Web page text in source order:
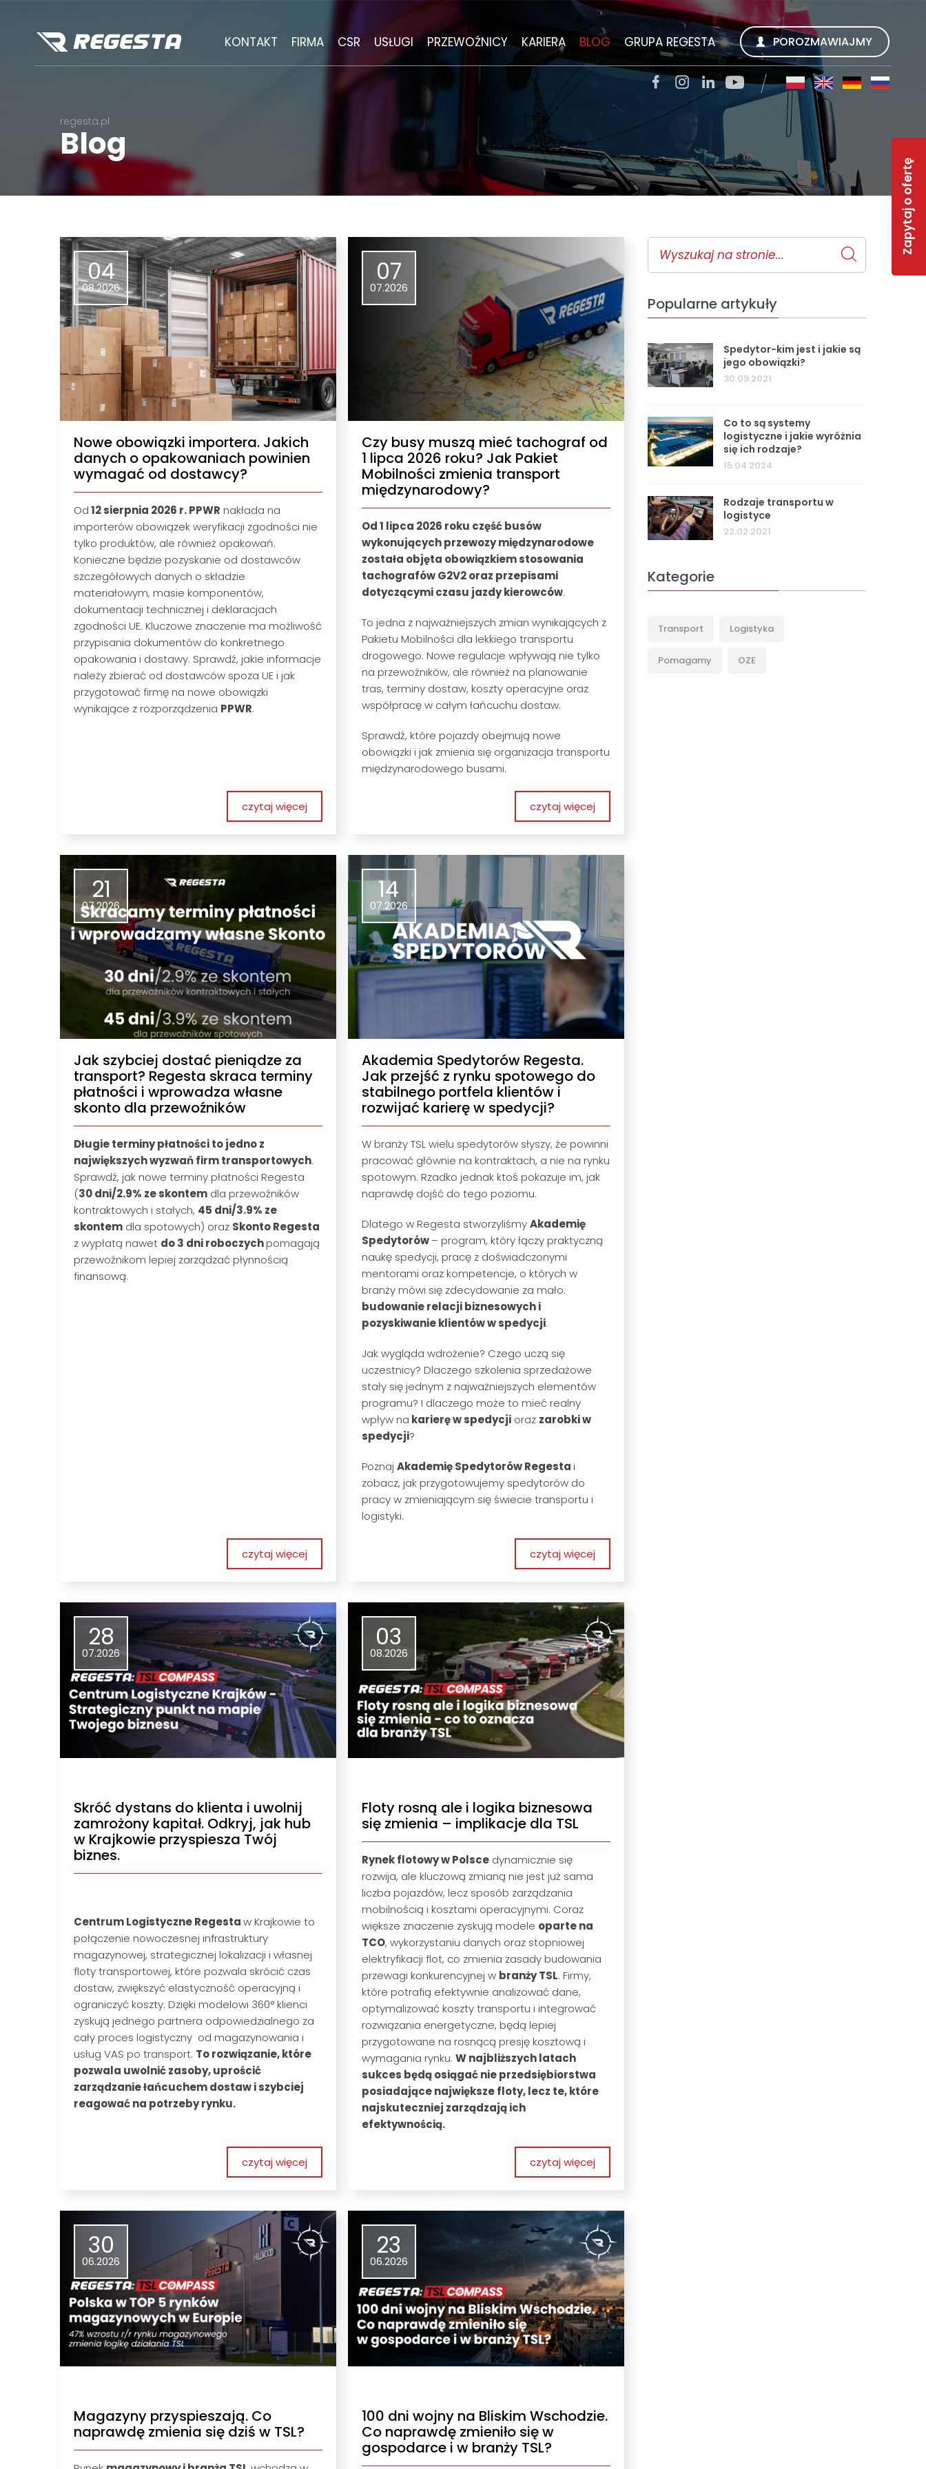
Zapytaj o ofertę
KONTAKT FIRMA
POLITYKA JAKOŚCI
AKTUALNOŚCI
MEDIA O NAS
CSR
ODPOWIEDZIALNY BIZNES
OCHRONA ŚRODOWISKA
WSPIERAMY
USŁUGI
TRANSPORT DROGOWY
TRANSPORT EKSPRESOWY/CONTROL
TOWER
LOGISTYKA MAGAZYNOWA
OBSŁUGA CELNA
SPECJALIZACJE
SPRZEDAŻ PALIW
PRZEWOŹNICY KARIERA
AKTUALNIE POSZUKUJEMY
PROCES REKRUTACJI
PRAKTYKI
KIEROWCY
REKRUTACYJNY FAQ
BLOG GRUPA REGESTA
REGESTA S.A.
QUALITY TRANS KWIECIEŃ SP. Z O.O.
SOLAR-R
RWS REGESTA WORK SERVICE
POROZMAWIAJMY
regesta.pl
Blog
04
08.2026
Nowe obowiązki importera. Jakich
danych o opakowaniach powinien
wymagać od dostawcy?
Od12 sierpnia 2026 r. PPWR nakłada na
importerów obowiązek weryfikacji zgodności nie
tylko produktów, ale również opakowań.
Konieczne będzie pozyskanie od dostawców
szczegółowych danych o składzie
materiałowym, masie komponentów,
dokumentacji technicznej i deklaracjach
zgodności UE. Kluczowe znaczenie ma możliwość
przypisania dokumentów do konkretnego
opakowania i dostawy. Sprawdź, jakie informacje
należy zbierać od dostawców spoza UE i jak
przygotować firmę na nowe obowiązki
wynikające z rozporządzenia PPWR.
czytaj więcej
07
07.2026
Czy busy muszą mieć tachograf od
1 lipca 2026 roku? Jak Pakiet
Mobilności zmienia transport
międzynarodowy?
Od 1 lipca 2026 roku część busów
wykonujących przewozy międzynarodowe
została objęta obowiązkiem stosowania
tachografów G2V2 oraz przepisami
dotyczącymi czasu jazdy kierowców.
To jedna z najważniejszych zmian wynikających z
Pakietu Mobilności dla lekkiego transportu
drogowego. Nowe regulacje wpływają nie tylko
na przewoźników, ale również na planowanie
tras, terminy dostaw, koszty operacyjne oraz
współpracę w całym łańcuchu dostaw.
Sprawdź, które pojazdy obejmują nowe
obowiązki i jak zmienia się organizacja transportu
międzynarodowego busami.
czytaj więcej
21
07.2026
Jak szybciej dostać pieniądze za
transport? Regesta skraca terminy
płatności i wprowadza własne
skonto dla przewoźników
Długie terminy płatności to jedno z
największych wyzwań firm transportowych.
Sprawdź, jak nowe terminy płatności Regesta
(30 dni/2.9% ze skontem dla przewoźników
kontraktowych i stałych, 45 dni/3.9% ze
skontem dla spotowych) oraz Skonto Regesta
z wypłatą nawet do 3 dni roboczychpomagają
przewoźnikom lepiej zarządzać płynnością
finansową.
czytaj więcej
14
07.2026
Akademia Spedytorów Regesta.
Jak przejść z rynku spotowego do
stabilnego portfela klientów i
rozwijać karierę w spedycji?
W branży TSL wielu spedytorów słyszy, że powinni
pracować głównie na kontraktach, a nie na rynku
spotowym. Rzadko jednak ktoś pokazuje im, jak
naprawdę dojść do tego poziomu.
Dlatego w Regesta stworzyliśmyAkademię
Spedytorów– program, który łączy praktyczną
naukę spedycji, pracę z doświadczonymi
mentorami oraz kompetencje, o których w
branży mówi się zdecydowanie za mało:
budowanie relacji biznesowych i
pozyskiwanie klientów w spedycji.
Jak wygląda wdrożenie? Czego uczą się
uczestnicy? Dlaczego szkolenia sprzedażowe
stały się jednym z najważniejszych elementów
programu? I dlaczego może to mieć realny
wpływ na karierę w spedycjioraz zarobki w
spedycji?
Poznaj Akademię Spedytorów Regestai
zobacz, jak przygotowujemy spedytorów do
pracy w zmieniającym się świecie transportu i
logistyki.
czytaj więcej
28
07.2026
Skróć dystans do klienta i uwolnij
zamrożony kapitał. Odkryj, jak hub
w Krajkowie przyspiesza Twój
biznes.
Centrum Logistyczne Regestaw Krajkowie to
połączenie nowoczesnej infrastruktury
magazynowej, strategicznej lokalizacji i własnej
floty transportowej, które pozwala skrócić czas
dostaw, zwiększyć elastyczność operacyjną i
ograniczyć koszty. Dzięki modelowi 360° klienci
zyskują jednego partnera odpowiedzialnego za
cały proces logistyczny od magazynowania i
usług VAS po transport. To rozwiązanie, które
pozwala uwolnić zasoby, uprościć
zarządzanie łańcuchem dostaw i szybciej
reagować na potrzeby rynku.
czytaj więcej
03
08.2026
Floty rosną ale i logika biznesowa
się zmienia – implikacje dla TSL
Rynek flotowy w Polscedynamicznie się
rozwija, ale kluczową zmianą nie jest już sama
liczba pojazdów, lecz sposób zarządzania
mobilnością i kosztami operacyjnymi. Coraz
większe znaczenie zyskują modele oparte na
TCO, wykorzystaniu danych oraz stopniowej
elektryfikacji flot, co zmienia zasady budowania
przewagi konkurencyjnej w branży TSL. Firmy,
które potrafią efektywnie analizować dane,
optymalizować koszty transportu i integrować
rozwiązania energetyczne, będą lepiej
przygotowane na rosnącą presję kosztową i
wymagania rynku. W najbliższych latach
sukces będą osiągać nie przedsiębiorstwa
posiadające największe floty, lecz te, które
najskuteczniej zarządzają ich
efektywnością.
czytaj więcej
30
06.2026
Magazyny przyspieszają. Co
naprawdę zmienia się dziś w TSL?
23
06.2026
100 dni wojny na Bliskim Wschodzie.
Co naprawdę zmieniło się w
gospodarce i w branży TSL?
Popularne artykuły
Spedytor-kim jest i jakie są
jego obowiązki?
30.09.2021
Co to są systemy
logistyczne i jakie wyróżnia
się ich rodzaje?
15.04.2024
Rodzaje transportu w
logistyce
22.02.2021
Kategorie
Transport Logistyka
Pomagamy OZE